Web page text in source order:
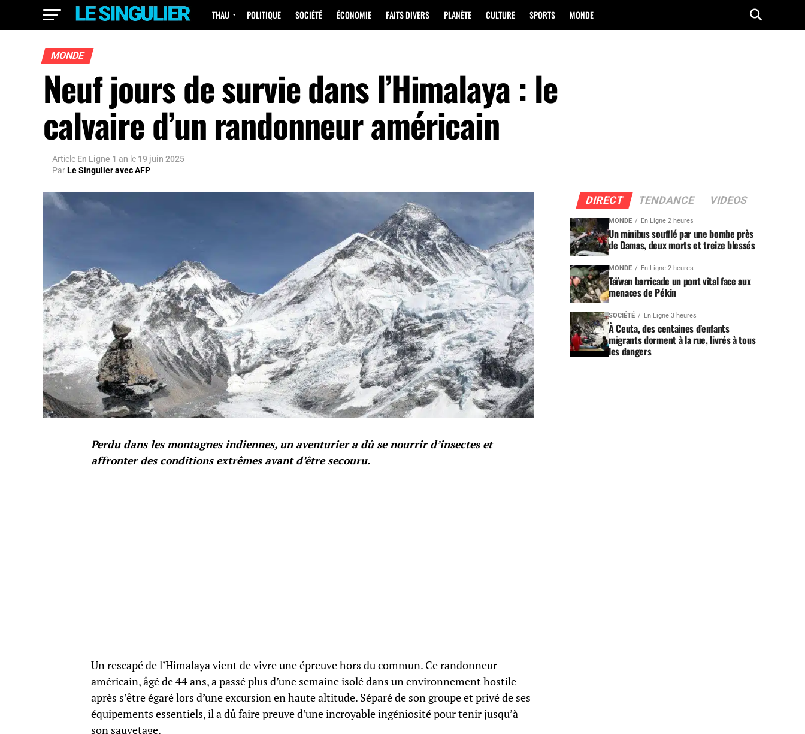
THAU POLITIQUE SOCIÉTÉ ÉCONOMIE FAITS DIVERS PLANÈTE CULTURE SPORTS MONDE
MONDE
Neuf jours de survie dans l’Himalaya : le
calvaire d’un randonneur américain
Article En Ligne 1 an le 19 juin 2025
ParLe Singulier avec AFP
Perdu dans les montagnes indiennes, un aventurier a dû se nourrir d’insectes et
affronter des conditions extrêmes avant d’être secouru.
Un rescapé de l’Himalaya vient de vivre une épreuve hors du commun. Ce randonneur
américain, âgé de 44 ans, a passé plus d’une semaine isolé dans un environnement hostile
après s’être égaré lors d’une excursion en haute altitude. Séparé de son groupe et privé de ses
équipements essentiels, il a dû faire preuve d’une incroyable ingéniosité pour tenir jusqu’à
son sauvetage.
DIRECT TENDANCE VIDEOS
MONDE En Ligne 2 heures
Un minibus soufflé par une bombe près
de Damas, deux morts et treize blessés
MONDE En Ligne 2 heures
Taïwan barricade un pont vital face aux
menaces de Pékin
SOCIÉTÉ En Ligne 3 heures
À Ceuta, des centaines d’enfants
migrants dorment à la rue, livrés à tous
les dangers